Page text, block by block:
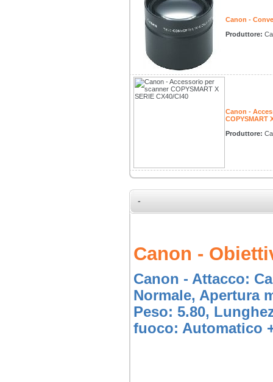
Canon -
Produttore:
Canon -
COPYSMART
Produttore:
-
Canon -
Canon - Attacco:
Normale, Apertura
Peso: 5.80,
fuoco: Automatico